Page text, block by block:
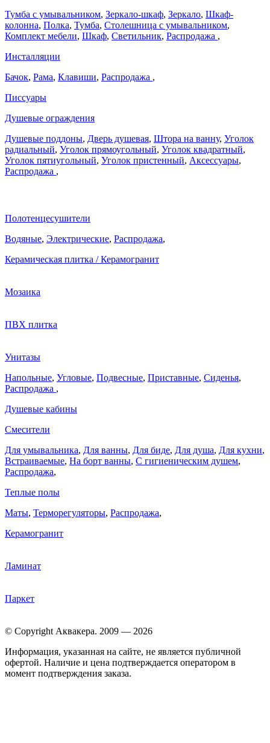
Тумба с умывальником, Зеркало-шкаф, Зеркало, Шкаф-
колонна, Полка, Тумба, Столешница с умывальником,
Комплект мебели, Шкаф, Светильник, Распродажа ,
Инсталляции
Бачок, Рама, Клавиши, Распродажа ,
Писсуары
Душевые ограждения
Душевые поддоны, Дверь душевая, Штора на ванну, Уголок
радиальный, Уголок прямоугольный, Уголок квадратный,
Уголок пятиугольный, Уголок пристенный, Аксессуары,
Распродажа ,
Полотенцесушители
Водяные, Электрические, Распродажа,
Керамическая плитка / Керамогранит
Мозаика
ПВХ плитка
Унитазы
Напольные, Угловые, Подвесные, Приставные, Сиденья,
Распродажа ,
Душевые кабины
Смесители
Для умывальника, Для ванны, Для биде, Для душа, Для кухни,
Встраиваемые, На борт ванны, C гигиеническим душем,
Распродажа,
Теплые полы
Маты, Терморегуляторы, Распродажа,
Керамогранит
Ламинат
Паркет
© Copyright Аквакера. 2009 — 2026
Информация, указанная на сайте, не является публичной
офертой. Наличие и цена подтверждается оператором в
момент подтверждения заказа.